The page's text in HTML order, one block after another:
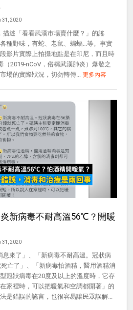
31, 2020
描述「看看武漢市場賣什麼？」的謠
種野味，有蛇、老鼠、蝙蝠...等。事實
影片實際上拍攝地點是在印尼，而且時
（2019-nCoV，俗稱武漢肺炎）爆發之
場的實際狀況，切勿轉傳... 更多內容
炎新病毒不耐高溫56℃？開暖
31, 2020
息來了」、「新病毒不耐高溫。冠狀病
亡了」、「新病毒怕酒精，醫用酒精消
冠狀病毒在20度及以上的溫度時，它存
家裡時，可以把暖氣和空調都開著」的
是錯誤的謠言，也很容易讓民眾誤解...